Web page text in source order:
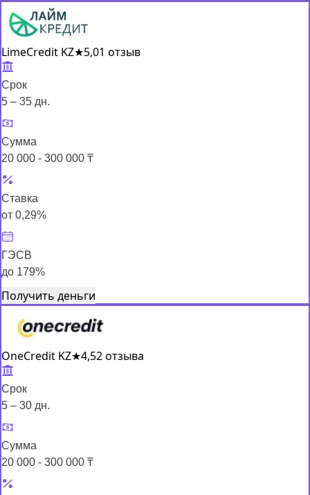
LimeCredit KZ★5,01 отзыв
Срок
5 – 35 дн.
Сумма
20 000 - 300 000 ₸
Ставка
от 0,29%
ГЭСВ
до 179%
Получить деньги
OneCredit KZ★4,52 отзыва
Срок
5 – 30 дн.
Сумма
20 000 - 300 000 ₸